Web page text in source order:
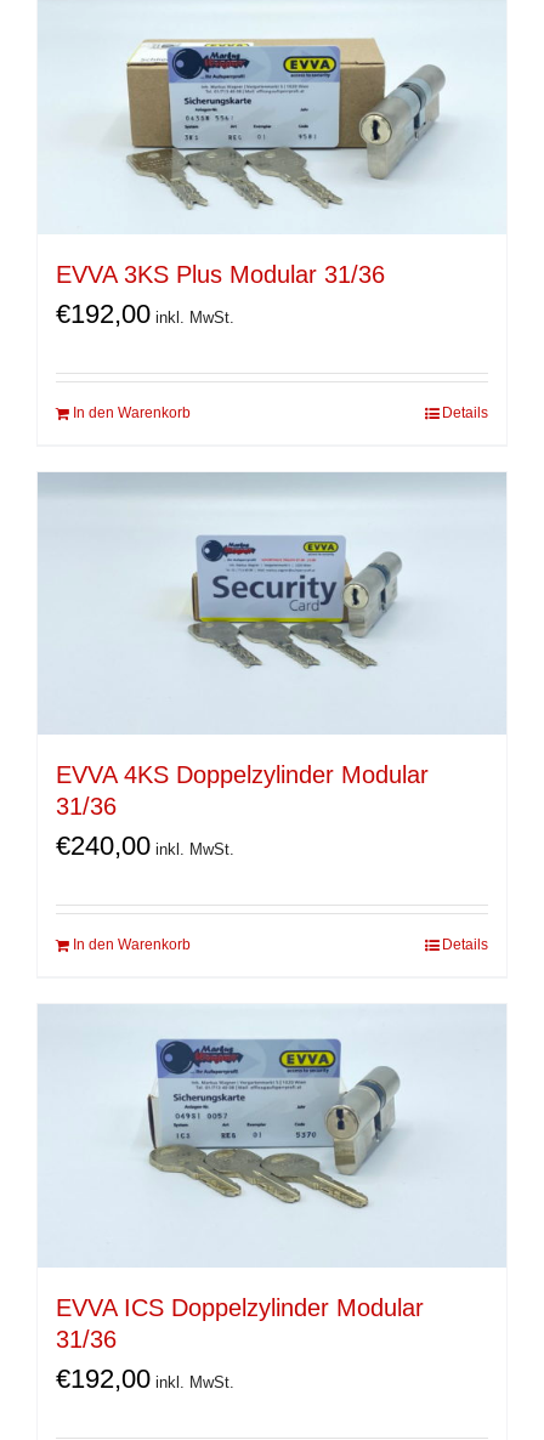
EVVA 3KS Plus Modular 31/36
€192,00 inkl. MwSt.
In den Warenkorb Details
EVVA 4KS Doppelzylinder Modular
31/36
€240,00 inkl. MwSt.
In den Warenkorb Details
EVVA ICS Doppelzylinder Modular
31/36
€192,00 inkl. MwSt.